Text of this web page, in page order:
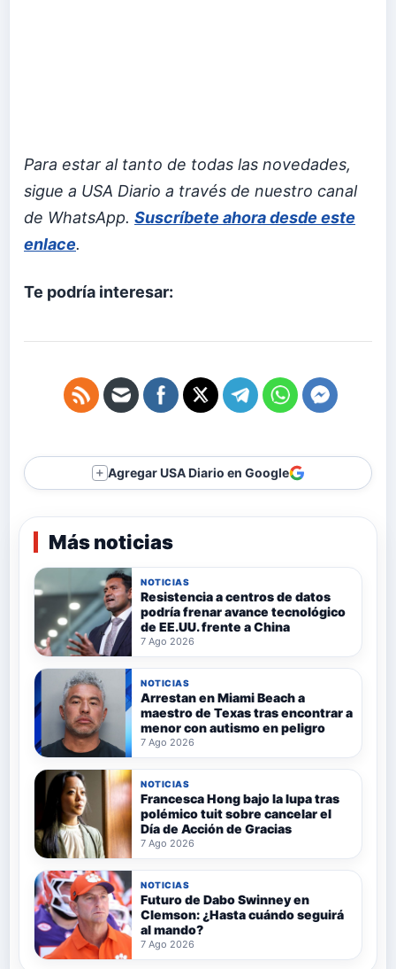
Para estar al tanto de todas las novedades,
sigue a USA Diario a través de nuestro canal
de WhatsApp. Suscríbete ahora desde este
enlace.
Te podría interesar:
＋ Agregar USA Diario en Google
Más noticias
NOTICIAS
Resistencia a centros de datos
podría frenar avance tecnológico
de EE.UU. frente a China
7 Ago 2026
NOTICIAS
Arrestan en Miami Beach a
maestro de Texas tras encontrar a
menor con autismo en peligro
7 Ago 2026
NOTICIAS
Francesca Hong bajo la lupa tras
polémico tuit sobre cancelar el
Día de Acción de Gracias
7 Ago 2026
NOTICIAS
Futuro de Dabo Swinney en
Clemson: ¿Hasta cuándo seguirá
al mando?
7 Ago 2026